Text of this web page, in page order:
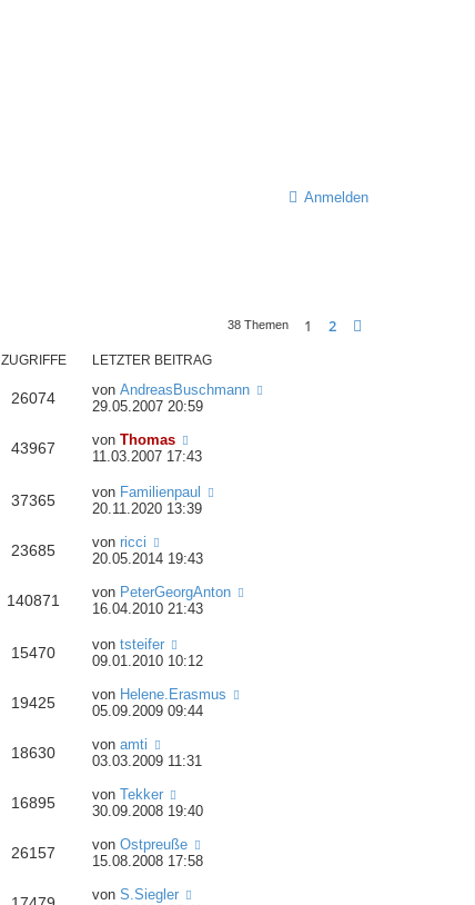
Anmelden
38 Themen 1 2
ZUGRIFFE LETZTER BEITRAG
26074 von AndreasBuschmann
29.05.2007 20:59
43967 von Thomas
11.03.2007 17:43
37365 von Familienpaul
20.11.2020 13:39
23685 von ricci
20.05.2014 19:43
140871 von PeterGeorgAnton
16.04.2010 21:43
15470 von tsteifer
09.01.2010 10:12
19425 von Helene.Erasmus
05.09.2009 09:44
18630 von amti
03.03.2009 11:31
16895 von Tekker
30.09.2008 19:40
26157 von Ostpreuße
15.08.2008 17:58
von S.Siegler